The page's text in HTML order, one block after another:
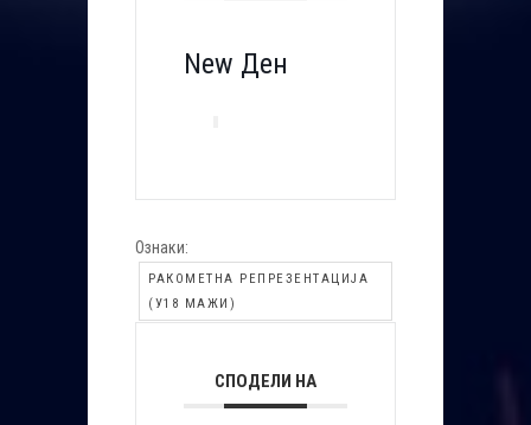
New Ден
Ознаки:
РАКОМЕТНА РЕПРЕЗЕНТАЦИЈА
(У18 МАЖИ)
СПОДЕЛИ НА